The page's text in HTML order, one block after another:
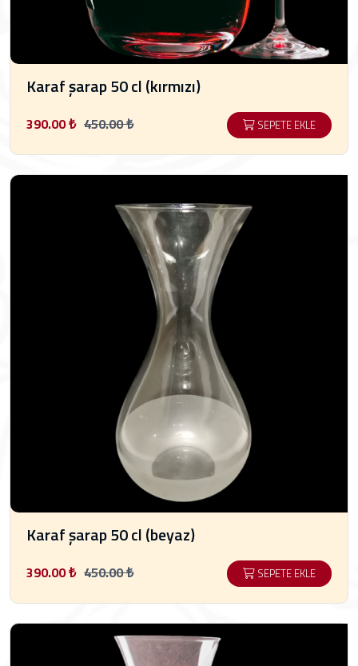
Karaf şarap 50 cl (kırmızı)
390.00 ₺ 450.00 ₺ SEPETE EKLE
Karaf şarap 50 cl (beyaz)
390.00 ₺ 450.00 ₺ SEPETE EKLE